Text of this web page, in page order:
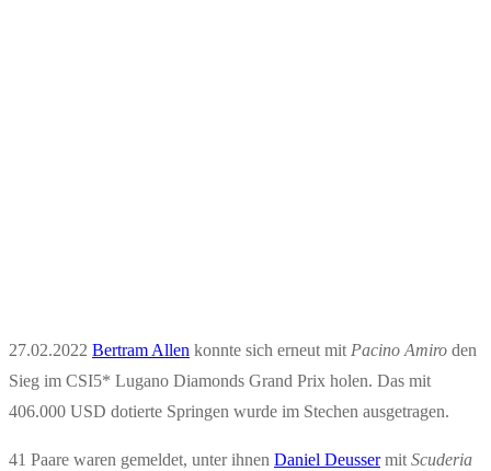
27.02.2022 Bertram Allen konnte sich erneut mit Pacino Amiro den
Sieg im CSI5* Lugano Diamonds Grand Prix holen. Das mit
406.000 USD dotierte Springen wurde im Stechen ausgetragen.
41 Paare waren gemeldet, unter ihnen Daniel Deussermit Scuderia